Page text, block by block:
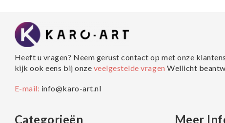
Heeft u vragen? Neem gerust contact op met onze
kijk ook eens bij onze veelgestelde vragenWellicht
E-mail: info@karo-art.nl
Categorieën Meer